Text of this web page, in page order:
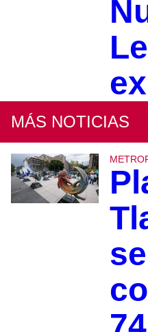
MÁS NOTICIAS